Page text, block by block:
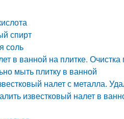
спирт
соль
в ванной на плитке.
мыть плитку в ванной
налет с металла.
известковый налет в